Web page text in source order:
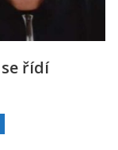
se řídí